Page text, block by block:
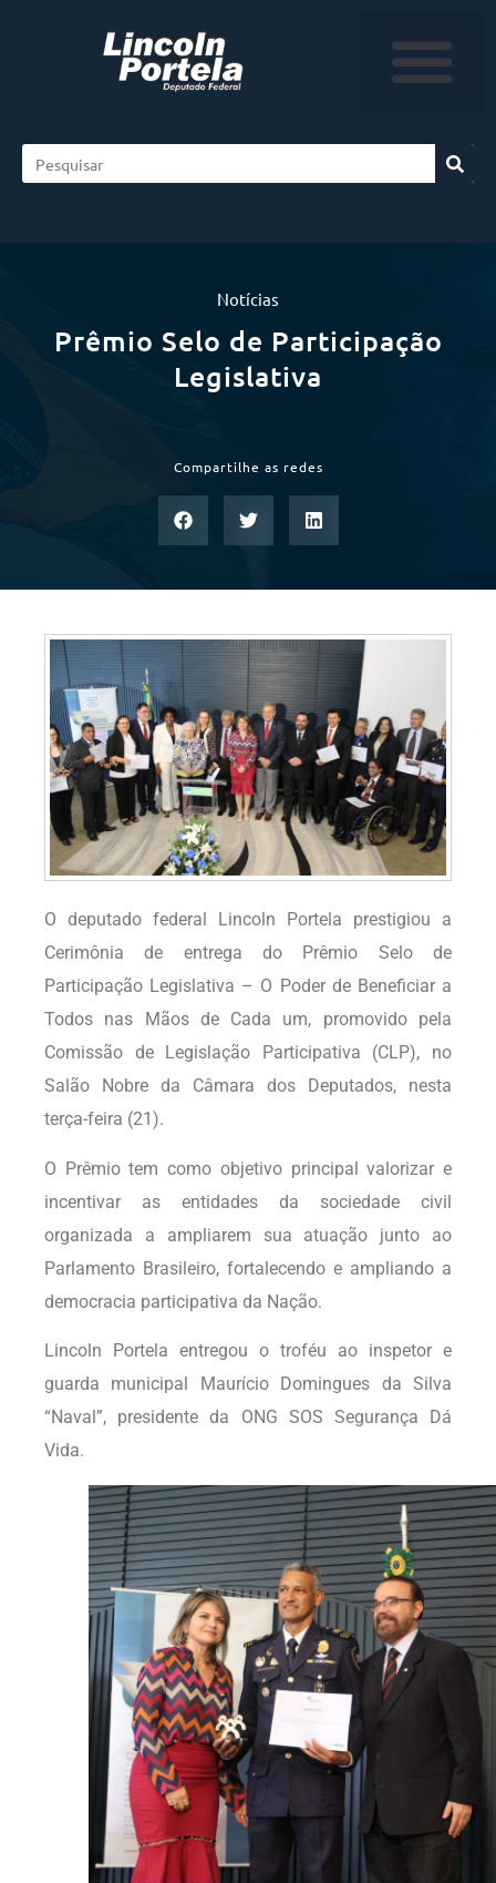
Notícias
Prêmio Selo de Participação
Legislativa
Compartilhe as redes
O deputado federal Lincoln Portela prestigiou a
Cerimônia de entrega do Prêmio Selo de
Participação Legislativa – O Poder de Beneficiar a
Todos nas Mãos de Cada um, promovido pela
Comissão de Legislação Participativa (CLP), no
Salão Nobre da Câmara dos Deputados, nesta
terça-feira (21).
O Prêmio tem como objetivo principal valorizar e
incentivar as entidades da sociedade civil
organizada a ampliarem sua atuação junto ao
Parlamento Brasileiro, fortalecendo e ampliando a
democracia participativa da Nação.
Lincoln Portela entregou o troféu ao inspetor e
guarda municipal Maurício Domingues da Silva
“Naval”, presidente da ONG SOS Segurança Dá
Vida.